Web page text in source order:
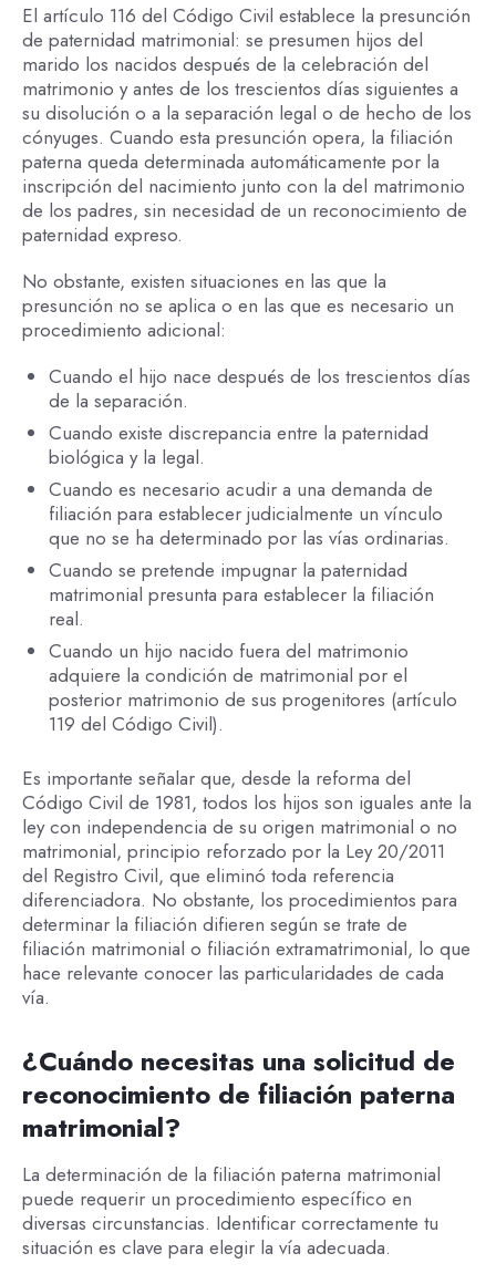
El artículo 116 del Código Civil establece la presunción
de paternidad matrimonial: se presumen hijos del
marido los nacidos después de la celebración del
matrimonio y antes de los trescientos días siguientes a
su disolución o a la separación legal o de hecho de los
cónyuges. Cuando esta presunción opera, la filiación
paterna queda determinada automáticamente por la
inscripción del nacimiento junto con la del matrimonio
de los padres, sin necesidad de un reconocimiento de
paternidad expreso.
No obstante, existen situaciones en las que la
presunción no se aplica o en las que es necesario un
procedimiento adicional:
Cuando el hijo nace después de los trescientos días
de la separación.
Cuando existe discrepancia entre la paternidad
biológica y la legal.
Cuando es necesario acudir a una demanda de
filiación para establecer judicialmente un vínculo
que no se ha determinado por las vías ordinarias.
Cuando se pretende impugnar la paternidad
matrimonial presunta para establecer la filiación
real.
Cuando un hijo nacido fuera del matrimonio
adquiere la condición de matrimonial por el
posterior matrimonio de sus progenitores (artículo
119 del Código Civil).
Es importante señalar que, desde la reforma del
Código Civil de 1981, todos los hijos son iguales ante la
ley con independencia de su origen matrimonial o no
matrimonial, principio reforzado por la Ley 20/2011
del Registro Civil, que eliminó toda referencia
diferenciadora. No obstante, los procedimientos para
determinar la filiación difieren según se trate de
filiación matrimonial o filiación extramatrimonial, lo que
hace relevante conocer las particularidades de cada
vía.
¿Cuándo necesitas una solicitud de
reconocimiento de filiación paterna
matrimonial?
La determinación de la filiación paterna matrimonial
puede requerir un procedimiento específico en
diversas circunstancias. Identificar correctamente tu
situación es clave para elegir la vía adecuada.